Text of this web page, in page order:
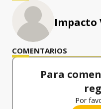
Impacto
COMENTARIOS
Para
Por